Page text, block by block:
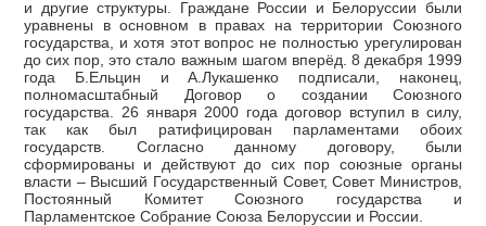
и другие структуры. Граждане России и Белоруссии были
уравнены в основном в правах на территории Союзного
государства, и хотя этот вопрос не полностью урегулирован
до сих пор, это стало важным шагом вперёд. 8 декабря 1999
года Б.Ельцин и А.Лукашенко подписали, наконец,
полномасштабный Договор о создании Союзного
государства. 26 января 2000 года договор вступил в силу,
так как был ратифицирован парламентами обоих
государств. Согласно данному договору, были
сформированы и действуют до сих пор союзные органы
власти – Высший Государственный Совет, Совет Министров,
Постоянный Комитет Союзного государства и
Парламентское Собрание Союза Белоруссии и России.